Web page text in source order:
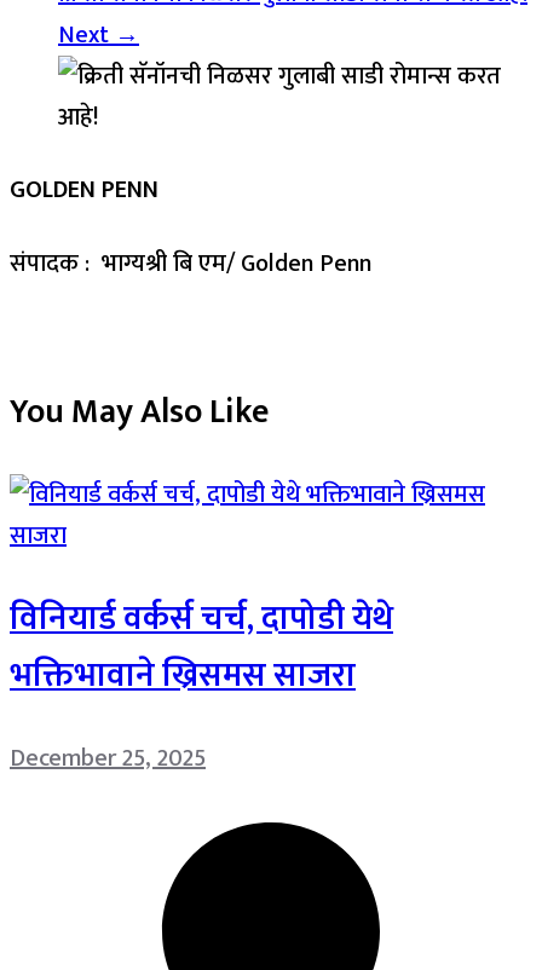
Next →
GOLDEN PENN
संपादक : भाग्यश्री बि एम/ Golden Penn
You May Also Like
विनियार्ड वर्कर्स चर्च, दापोडी येथे
भक्तिभावाने ख्रिसमस साजरा
December 25, 2025